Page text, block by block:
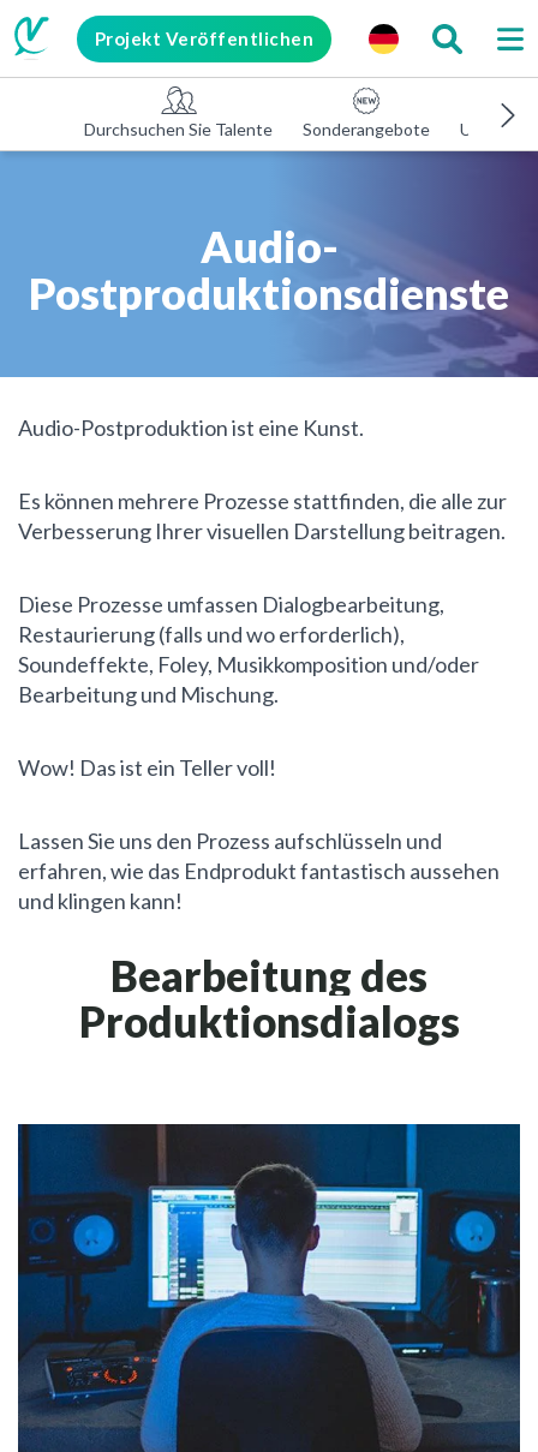
Projekt Veröffentlichen
Durchsuchen Sie Talente Sonderangebote
Audio-
Postproduktionsdienste
Audio-Postproduktion ist eine Kunst.
Es können mehrere Prozesse stattfinden, die alle zur
Verbesserung Ihrer visuellen Darstellung beitragen.
Diese Prozesse umfassen Dialogbearbeitung,
Restaurierung (falls und wo erforderlich),
Soundeffekte, Foley, Musikkomposition und/oder
Bearbeitung und Mischung.
Wow! Das ist ein Teller voll!
Lassen Sie uns den Prozess aufschlüsseln und
erfahren, wie das Endprodukt fantastisch aussehen
und klingen kann!
Bearbeitung des
Produktionsdialogs